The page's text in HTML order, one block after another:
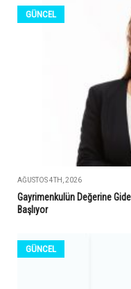
GÜNCEL
AĞUSTOS 4TH, 2026
Gayrimenkulün Değerine
Başlıyor
GÜNCEL